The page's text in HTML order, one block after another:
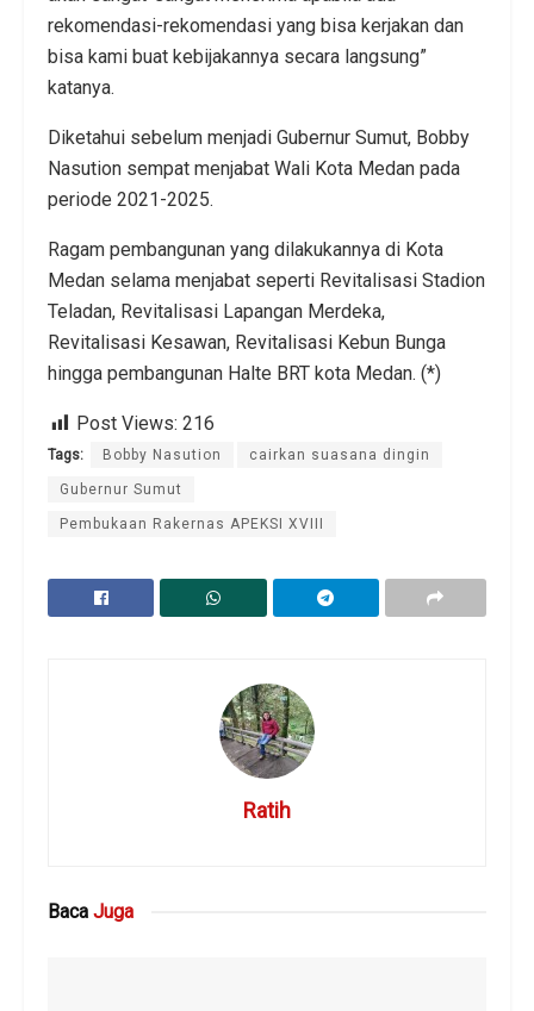
rekomendasi-rekomendasi yang bisa kerjakan dan
bisa kami buat kebijakannya secara langsung”
katanya.
Diketahui sebelum menjadi Gubernur Sumut, Bobby
Nasution sempat menjabat Wali Kota Medan pada
periode 2021-2025.
Ragam pembangunan yang dilakukannya di Kota
Medan selama menjabat seperti Revitalisasi Stadion
Teladan, Revitalisasi Lapangan Merdeka,
Revitalisasi Kesawan, Revitalisasi Kebun Bunga
hingga pembangunan Halte BRT kota Medan. (*)
Post Views: 216
Tags: Bobby Nasution cairkan suasana dingin
Gubernur Sumut
Pembukaan Rakernas APEKSI XVIII
Ratih
Baca Juga